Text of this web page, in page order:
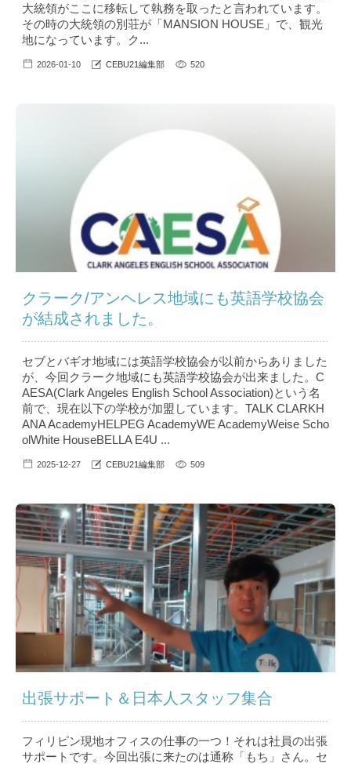
大統領がここに移転して執務を取ったと言われています。
その時の大統領の別荘が「MANSION HOUSE」で、観光
地になっています。ク...
2026-01-10 CEBU21編集部 520
クラーク/アンヘレス地域にも英語学校協会
が結成されました。
セブとバギオ地域には英語学校協会が以前からありました
が、今回クラーク地域にも英語学校協会が出来ました。C
AESA(Clark Angeles English School Association)という名
前で、現在以下の学校が加盟しています。TALK CLARKH
ANA AcademyHELPEG AcademyWE AcademyWeise Scho
olWhite HouseBELLA E4U ...
2025-12-27 CEBU21編集部 509
出張サポート＆日本人スタッフ集合
フィリピン現地オフィスの仕事の一つ！それは社員の出張
サポートです。今回出張に来たのは通称「もち」さん。セ